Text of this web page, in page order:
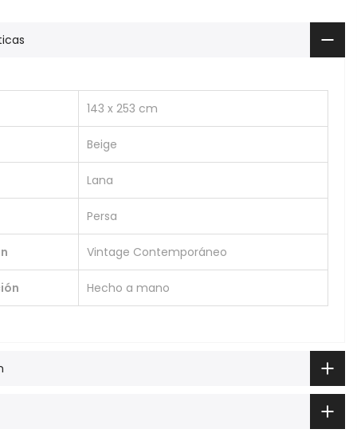
143 x 253 cm
Beige
Lana
Persa
Vintage Contemporáneo
Hecho a mano